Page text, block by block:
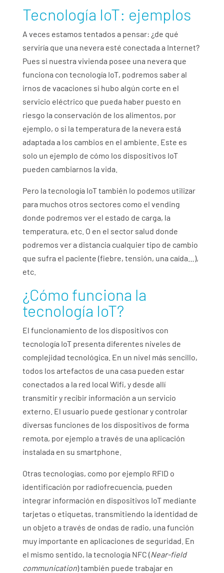
Tecnología IoT: ejemplos
A veces estamos tentados a pensar: ¿de qué
serviría que una nevera esté conectada a Internet?
Pues si nuestra vivienda posee una nevera que
funciona con tecnología IoT, podremos saber al
irnos de vacaciones si hubo algún corte en el
servicio eléctrico que pueda haber puesto en
riesgo la conservación de los alimentos, por
ejemplo, o si la temperatura de la nevera está
adaptada a los cambios en el ambiente. Este es
solo un ejemplo de cómo los dispositivos IoT
pueden cambiarnos la vida.
Pero la tecnología IoT también lo podemos utilizar
para muchos otros sectores como el vending
donde podremos ver el estado de carga, la
temperatura, etc. O en el sector salud donde
podremos ver a distancia cualquier tipo de cambio
que sufra el paciente (fiebre, tensión, una caída…),
etc.
¿Cómo funciona la
tecnología IoT?
El funcionamiento de los dispositivos con
tecnología IoT presenta diferentes niveles de
complejidad tecnológica. En un nivel más sencillo,
todos los artefactos de una casa pueden estar
conectados a la red local Wifi, y desde allí
transmitir y recibir información a un servicio
externo. El usuario puede gestionar y controlar
diversas funciones de los dispositivos de forma
remota, por ejemplo a través de una aplicación
instalada en su smartphone.
Otras tecnologías, como por ejemplo RFID o
identificación por radiofrecuencia, pueden
integrar información en dispositivos IoT mediante
tarjetas o etiquetas, transmitiendo la identidad de
un objeto a través de ondas de radio, una función
muy importante en aplicaciones de seguridad. En
el mismo sentido, la tecnología NFC (Near-field
communication) también puede trabajar en